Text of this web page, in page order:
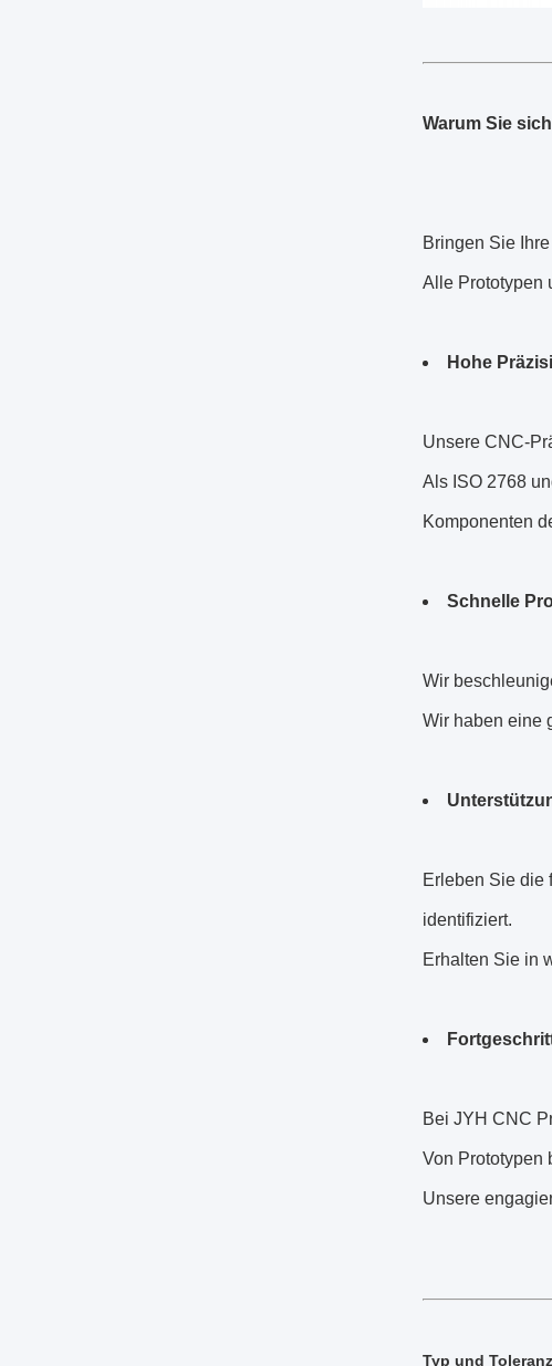
Warum Sie
Bringen Sie
Alle Prototypen
Hohe
Unsere CNC-
Als ISO 2768
Komponenten
Schnelle
Wir
Wir haben eine
Erleben Sie die
identifiziert.
Erhalten Sie in
Bei JYH CNC
Von Prototypen
Unsere
Typ und